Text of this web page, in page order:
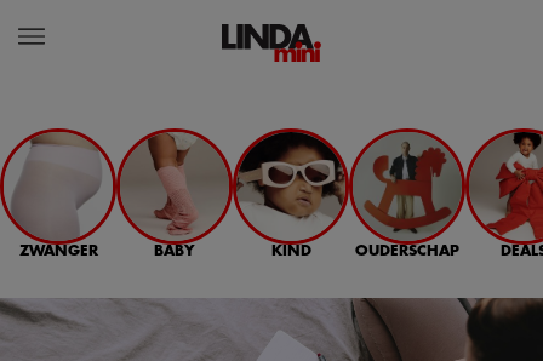
ZWANGER BABY KIND OUDERSCHAP